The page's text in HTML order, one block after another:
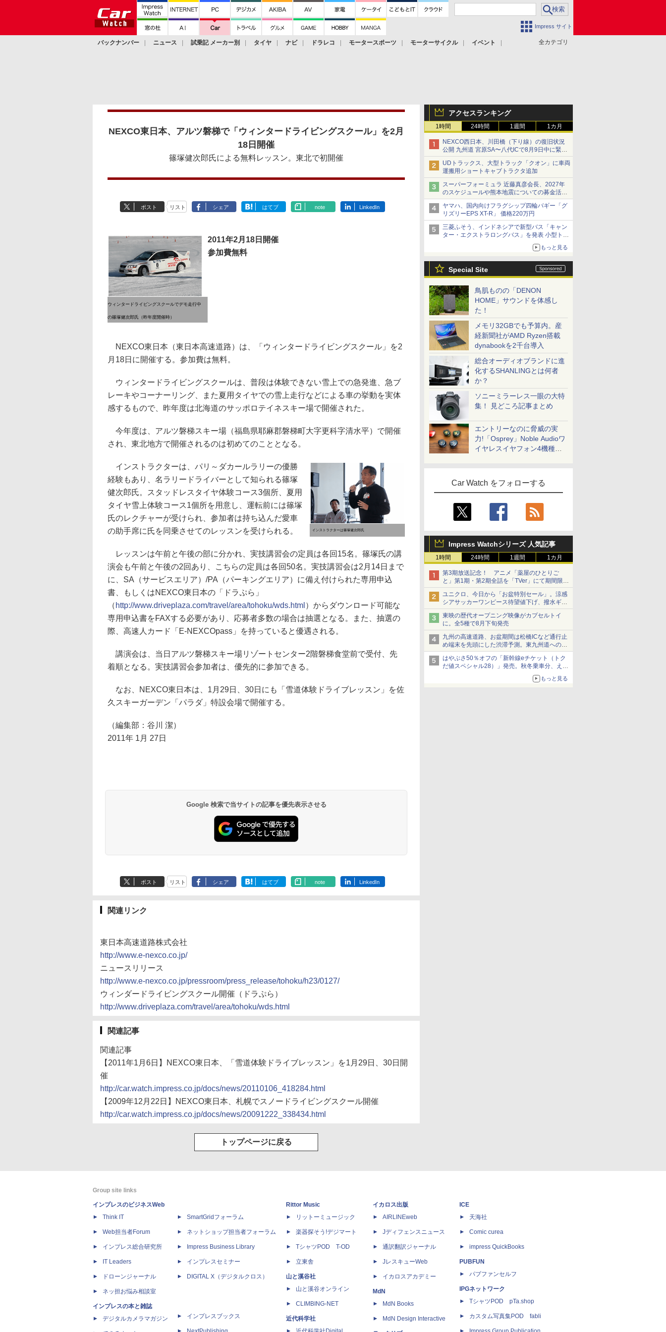
Impress サイト
全カテゴリ
バックナンバー ニュース 試乗記 メーカー別 タイヤ ナビ ドラレコ モータースポーツ モーターサイクル
イベント
アクセスランキング
1時間 24時間 1週間 1カ月
NEXCO西日本、川田橋（下り線）の復旧状況
公開 九州道 宮原SA〜八代ICで8月9日中に緊急
車両を通行可能に
UDトラックス、大型トラック「クオン」に車両
運搬用ショートキャブトラクタ追加
スーパーフォーミュラ 近藤真彦会長、2027年
のスケジュールや熊本地震についての募金活動
を紹介
ヤマハ、国内向けフラグシップ四輪バギー「グ
リズリーEPS XT-R」 価格220万円
三菱ふそう、インドネシアで新型バス「キャン
ター・エクストラロングバス」を発表 小型トラ
ックベースの観光・旅客輸送向けバス
もっと見る
Special Site
鳥肌ものの「DENON
HOME」サウンドを体感し
た！
メモリ32GBでも予算内。産
経新聞社がAMD Ryzen搭載
dynabookを2千台導入
総合オーディオブランドに進
化するSHANLINGとは何者
か？
ソニーミラーレス一眼の大特
集！ 見どころ記事まとめ
エントリーなのに脅威の実
力!「Osprey」Noble Audioワ
イヤレスイヤフォン4機種を
Car Watch をフォローする
Impress Watchシリーズ 人気記事
1時間 24時間 1週間 1カ月
第3期放送記念！ アニメ「薬屋のひとりご
と」第1期・第2期全話を「TVer」にて期間限定
で順次無料配信開始
ユニクロ、今日から「お盆特別セール」。涼感
シアサッカーワンピース待望値下げ、撥水ギア
ショーツは1990円に
東映の歴代オープニング映像がカプセルトイ
に。全5種で8月下旬発売
九州の高速道路、お盆期間は松橋ICなど通行止
め端末を先頭にした渋滞予測。東九州道への迂
回は料金調整を実施
はやぶさ50％オフの「新幹線eチケット（トク
だ値スペシャル28）」発売。秋冬乗車分、えき
もっと見る
NEXCO東日本、アルツ磐梯で「ウィンタードライビングスクール」を2月
18日開催
篠塚健次郎氏による無料レッスン。東北で初開催
ポスト リスト シェア はてブ note LinkedIn
ウィンタードライビングスクールでデモ走行中
の篠塚健次郎氏（昨年度開催時）
2011年2月18日開催
参加費無料
NEXCO東日本（東日本高速道路）は、「ウィンタードライビングスクール」を2
月18日に開催する。参加費は無料。
ウィンタードライビングスクールは、普段は体験できない雪上での急発進、急ブ
レーキやコーナーリング、また夏用タイヤでの雪上走行などによる車の挙動を実体
感するもので、昨年度は北海道のサッポロテイネスキー場で開催された。
今年度は、アルツ磐梯スキー場（福島県耶麻郡磐梯町大字更科字清水平）で開催
され、東北地方で開催されるのは初めてのこととなる。
インストラクターは篠塚健次郎氏
インストラクターは、パリ～ダカールラリーの優勝
経験もあり、名ラリードライバーとして知られる篠塚
健次郎氏。スタッドレスタイヤ体験コース3個所、夏用
タイヤ雪上体験コース1個所を用意し、運転前には篠塚
氏のレクチャーが受けられ、参加者は持ち込んだ愛車
の助手席に氏を同乗させてのレッスンを受けられる。
レッスンは午前と午後の部に分かれ、実技講習会の定員は各回15名。篠塚氏の講
演会も午前と午後の2回あり、こちらの定員は各回50名。実技講習会は2月14日まで
に、SA（サービスエリア）/PA（パーキングエリア）に備え付けられた専用申込
書、もしくはNEXCO東日本の「ドラぷら」
（ http://www.driveplaza.com/travel/area/tohoku/wds.html ）からダウンロード可能な
専用申込書をFAXする必要があり、応募者多数の場合は抽選となる。また、抽選の
際、高速人カード「E-NEXCOpass」を持っていると優遇される。
講演会は、当日アルツ磐梯スキー場リゾートセンター2階磐梯食堂前で受付、先
着順となる。実技講習会参加者は、優先的に参加できる。
なお、NEXCO東日本は、1月29日、30日にも「雪道体験ドライブレッスン」を佐
久スキーガーデン「パラダ」特設会場で開催する。
（編集部：谷川 潔）
2011年 1月 27日
Google 検索で当サイトの記事を優先表示させる
ポスト リスト シェア はてブ note LinkedIn
関連リンク
東日本高速道路株式会社
http://www.e-nexco.co.jp/
ニュースリリース
http://www.e-nexco.co.jp/pressroom/press_release/tohoku/h23/0127/
ウィンダードライビングスクール開催（ドラぷら）
http://www.driveplaza.com/travel/area/tohoku/wds.html
関連記事
関連記事
【2011年1月6日】NEXCO東日本、「雪道体験ドライブレッスン」を1月29日、30日開
催
http://car.watch.impress.co.jp/docs/news/20110106_418284.html
【2009年12月22日】NEXCO東日本、札幌でスノードライビングスクール開催
http://car.watch.impress.co.jp/docs/news/20091222_338434.html
トップページに戻る
Group site links
インプレスのビジネスWeb
Think IT
Web担当者Forum
インプレス総合研究所
IT Leaders
ドローンジャーナル
ネッ担お悩み相談室
インプレスの本と雑誌
デジタルカメラマガジン
SmartGridフォーラム
ネットショップ担当者フォーラム
Impress Business Library
インプレスセミナー
DIGITAL X（デジタルクロス）
インプレスブックス
Rittor Music
リットーミュージック
楽器探そう!デジマート
TシャツPOD T-OD
立東舎
山と溪谷社
山と溪谷オンライン
CLIMBING-NET
近代科学社
イカロス出版
AIRLINEweb
Jディフェンスニュース
通訳翻訳ジャーナル
JレスキューWeb
イカロスアカデミー
MdN
MdN Books
MdN Design Interactive
ICE
天海社
Comic curea
impress QuickBooks
PUBFUN
パブファンセルフ
IPGネットワーク
TシャツPOD pTa.shop
カスタム写真集POD fabli